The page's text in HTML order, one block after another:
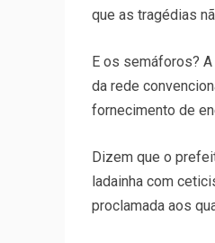
que as tragédias
E os semáforos?
da rede
fornecimento de
Dizem que o
ladainha com
proclamada aos